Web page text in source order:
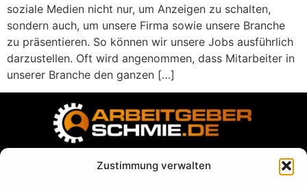
Zustimmung verwalten
soziale Medien nicht nur, um Anzeigen zu schalten,
sondern auch, um unsere Firma sowie unsere Branche
zu präsentieren. So können wir unsere Jobs ausführlich
darzustellen. Oft wird angenommen, dass Mitarbeiter in
unserer Branche den ganzen […]